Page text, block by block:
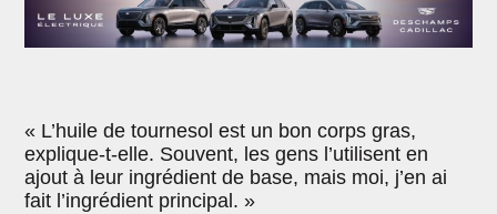
« L’huile de tournesol est un bon corps gras,
explique-t-elle. Souvent, les gens l’utilisent en
ajout à leur ingrédient de base, mais moi, j’en ai
fait l’ingrédient principal. »